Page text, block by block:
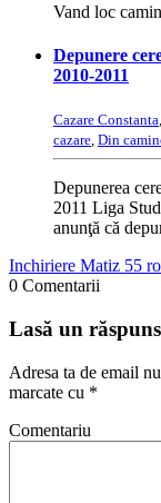
Vand loc
Depunere
2010-2011
Cazare Constanta,
cazare, Din
Depunerea
2011 Liga
anunţă că
Inchiriere Matiz 55
0 Comentarii
Lasă un răspuns
Adresa ta de email
marcate cu *
Comentariu